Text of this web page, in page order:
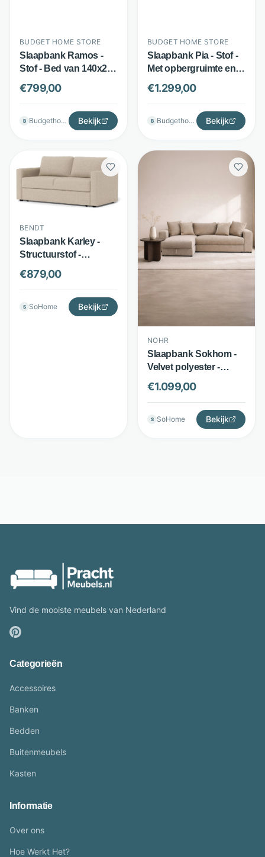
BUDGET HOME STORE
Slaapbank Ramos -
Stof - Bed van 140x200
cm met opbergruimte -
Groen - Budget Home
Store
€799,00
B Budgethomestore Bekijk
BUDGET HOME STORE
Slaapbank Pia - Stof -
Met opbergruimte en
topper - Beige -
Budget Home Store
€1.299,00
B Budgethomestore Bekijk
BENDT
Slaapbank Karley -
Structuurstof -
Uitklapbaar bed
147x205 cm - Beige -
Bendt
€879,00
S SoHome Bekijk
NOHR
Slaapbank Sokhom -
Velvet polyester -
Uitklapbaar bed -
Beige - Nohr
€1.099,00
S SoHome Bekijk
Vind de mooiste meubels van Nederland
Categorieën
Accessoires
Banken
Bedden
Buitenmeubels
Kasten
Informatie
Over ons
Hoe Werkt Het?